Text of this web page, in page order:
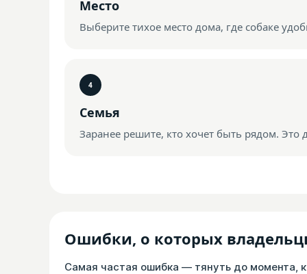
Место
Выберите тихое место дома, где собаке
Семья
Заранее решите, кто хочет быть рядом.
Ошибки, о которых
Самая частая ошибка — тянуть до момента,